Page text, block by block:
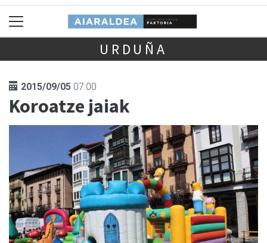
URDUÑA
2015/09/05 07:00
Koroatze jaiak